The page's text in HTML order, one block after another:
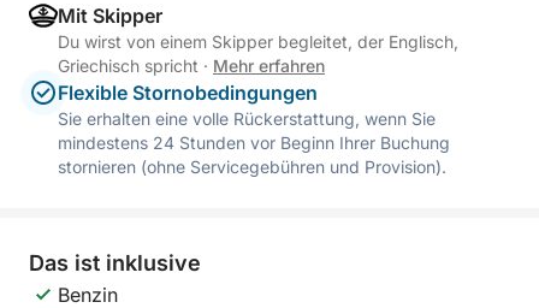
Mit Skipper
Du wirst von einem Skipper begleitet, der Englisch,
Griechisch spricht · Mehr erfahren
Flexible Stornobedingungen
Sie erhalten eine volle Rückerstattung, wenn Sie
mindestens 24 Stunden vor Beginn Ihrer Buchung
stornieren (ohne Servicegebühren und Provision).
Das ist inklusive
Benzin